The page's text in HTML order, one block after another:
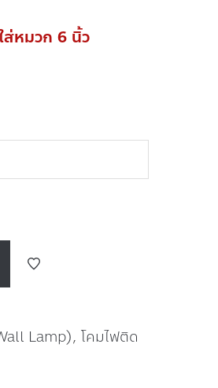
ส่หมวก 6 นิ้ว
Lamp), โคมไฟติด